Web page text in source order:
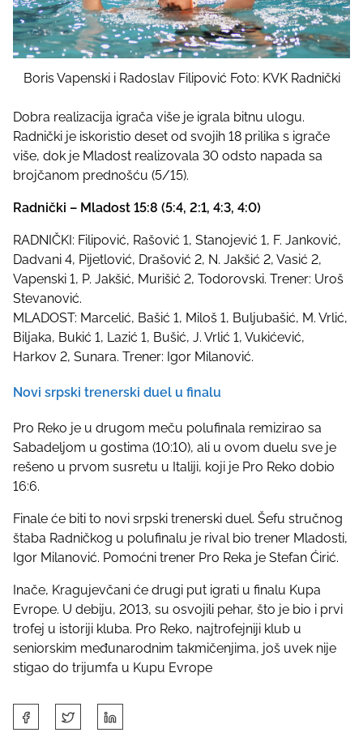
Boris Vapenski i Radoslav Filipović Foto: KVK Radnički
Dobra realizacija igrača više je igrala bitnu ulogu.
Radnički je iskoristio deset od svojih 18 prilika s igrače
više, dok je Mladost realizovala 30 odsto napada sa
brojčanom prednošću (5/15).
Radnički – Mladost 15:8 (5:4, 2:1, 4:3, 4:0)
RADNIČKI: Filipović, Rašović 1, Stanojević 1, F. Janković,
Dadvani 4, Pijetlović, Drašović 2, N. Jakšić 2, Vasić 2,
Vapenski 1, P. Jakšić, Murišić 2, Todorovski. Trener: Uroš
Stevanović.
MLADOST: Marcelić, Bašić 1, Miloš 1, Buljubašić, M. Vrlić,
Biljaka, Bukić 1, Lazić 1, Bušić, J. Vrlić 1, Vukićević,
Harkov 2, Sunara. Trener: Igor Milanović.
Novi srpski trenerski duel u finalu
Pro Reko je u drugom meču polufinala remizirao sa
Sabadeljom u gostima (10:10), ali u ovom duelu sve je
rešeno u prvom susretu u Italiji, koji je Pro Reko dobio
16:6.
Finale će biti to novi srpski trenerski duel. Šefu stručnog
štaba Radničkog u polufinalu je rival bio trener Mladosti,
Igor Milanović. Pomoćni trener Pro Reka je Stefan Ćirić.
Inače, Kragujevčani će drugi put igrati u finalu Kupa
Evrope. U debiju, 2013, su osvojili pehar, što je bio i prvi
trofej u istoriji kluba. Pro Reko, najtrofejniji klub u
seniorskim međunarodnim takmičenjima, još uvek nije
stigao do trijumfa u Kupu Evrope
h